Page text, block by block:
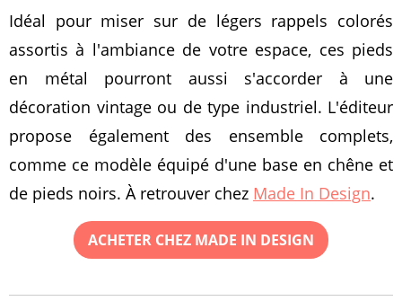
Idéal pour miser sur de légers rappels colorés
assortis à l'ambiance de votre espace, ces pieds
en métal pourront aussi s'accorder à une
décoration vintage ou de type industriel. L'éditeur
propose également des ensemble complets,
comme ce modèle équipé d'une base en chêne et
de pieds noirs. À retrouver chez Made In Design.
ACHETER CHEZ MADE IN DESIGN